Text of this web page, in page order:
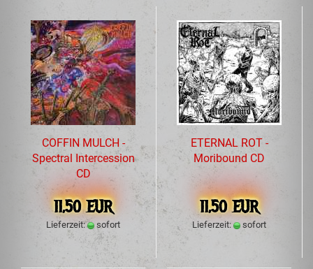
COFFIN MULCH -
Spectral Intercession
CD
11,50 EUR
Lieferzeit: sofort
ETERNAL ROT -
Moribound CD
11,50 EUR
Lieferzeit: sofort